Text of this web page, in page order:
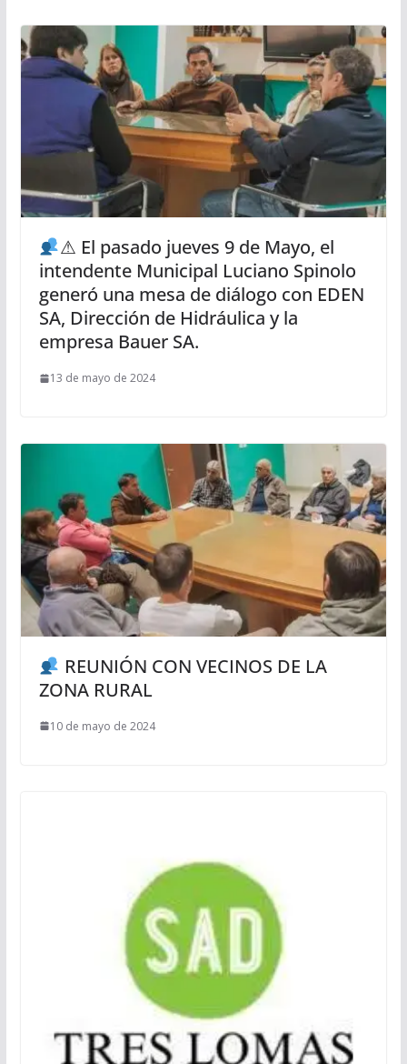
⚠ El pasado jueves 9 de Mayo, el
intendente Municipal Luciano Spinolo
generó una mesa de diálogo con EDEN
SA, Dirección de Hidráulica y la
empresa Bauer SA.
13 de mayo de 2024
REUNIÓN CON VECINOS DE LA
ZONA RURAL
10 de mayo de 2024